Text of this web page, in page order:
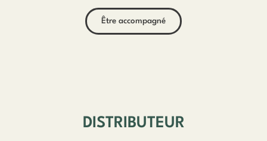
Être accompagné
DISTRIBUTEUR